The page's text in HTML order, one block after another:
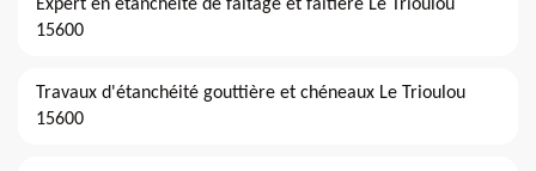
Expert en étanchéité de faitage et faitière Le Trioulou
15600
Travaux d'étanchéité gouttière et chéneaux Le Trioulou
15600